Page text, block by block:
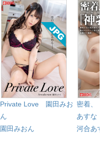
Private Love 園田みお
ん
園田みおん
密着、『
あすな
河合あす